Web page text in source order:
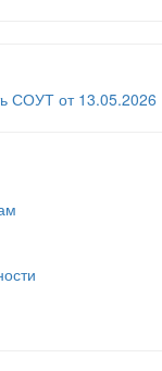
СОУТ от 13.05.2026